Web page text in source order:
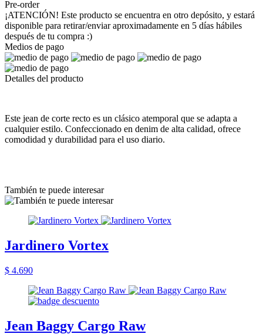
Pre-order
¡ATENCIÓN! Este producto se encuentra en otro depósito, y estará
disponible para retirar/enviar aproximadamente en 5 días hábiles
después de tu compra :)
Medios de pago
Detalles del producto
Este jean de corte recto es un clásico atemporal que se adapta a
cualquier estilo. Confeccionado en denim de alta calidad, ofrece
comodidad y durabilidad para el uso diario.
También te puede interesar
Jardinero Vortex
$ 4.690
Jean Baggy Cargo Raw